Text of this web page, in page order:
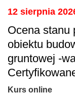
12 sierpnia
Ocena stanu
obiektu
gruntowej -
Kurs online